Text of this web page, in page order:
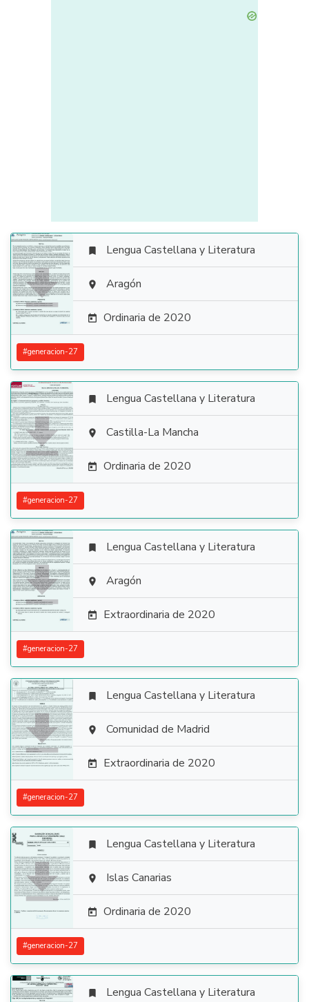

 Lengua Castellana y Literatura
 Aragón
 Ordinaria de 2020
#generacion-27

 Lengua Castellana y Literatura
 Castilla-La Mancha
 Ordinaria de 2020
#generacion-27

 Lengua Castellana y Literatura
 Aragón
 Extraordinaria de 2020
#generacion-27

 Lengua Castellana y Literatura
 Comunidad de Madrid
 Extraordinaria de 2020
#generacion-27

 Lengua Castellana y Literatura
 Islas Canarias
 Ordinaria de 2020
#generacion-27
 Lengua Castellana y Literatura